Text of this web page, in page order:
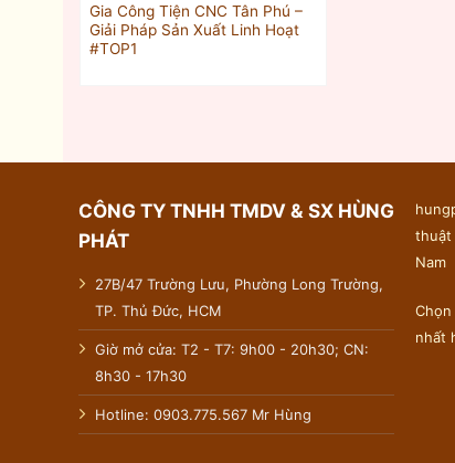
Gia Công Tiện CNC Tân Phú –
Giải Pháp Sản Xuất Linh Hoạt
#TOP1
CÔNG TY TNHH TMDV & SX HÙNG
PHÁT
27B/47 Trường Lưu, Phường Long Trường,
TP. Thủ Đức, HCM
Giờ mở cửa: T2 - T7: 9h00 - 20h30; CN:
8h30 - 17h30
Hotline: 0903.775.567 Mr Hùng
thuật
Nam
nhất